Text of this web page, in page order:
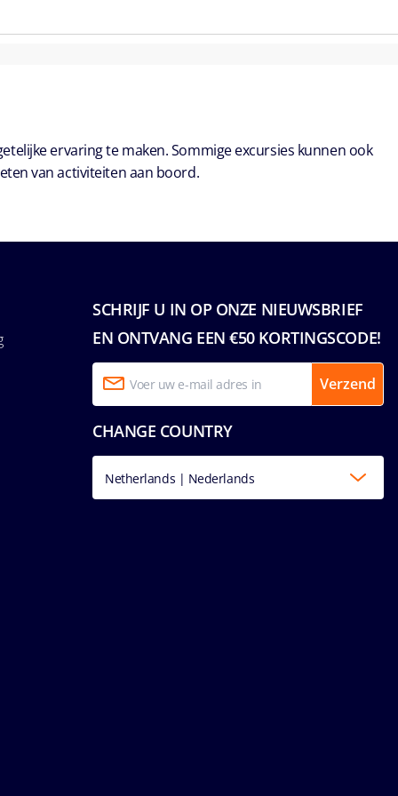
ervaring te maken. Sommige excursies kunnen ook
van activiteiten aan boord.
SCHRIJF U IN OP ONZE NIEUWSBRIEF
EN ONTVANG EEN €50 KORTINGSCODE!
Verzend
CHANGE COUNTRY
Netherlands | Nederlands